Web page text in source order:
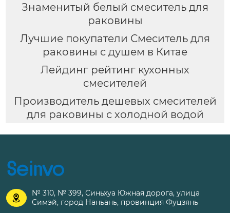
Знаменитый белый смеситель для
раковины
Лучшие покупатели Смеситель для
раковины с душем в Китае
Лейдинг рейтинг кухонных
смесителей
Производитель дешевых смесителей
для раковины с холодной водой

№ 310, № 399, Синьхуа Южная дорога, улица
Симэй, город Наньань, провинция Фуцзянь